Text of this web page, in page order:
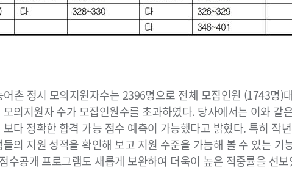
촌 정시 모의지원자수는 2396명으로 전체 모집인원 (1743명)
의지원자 수가 모집인원수를 초과하였다. 당사에서는 이와 같
다 정확한 합격 가능 점수 예측이 가능했다고 밝혔다. 특히 작
의 지원 성적을 확인해 보고 지원 수준을 가늠해 볼 수 있는 기
수공개 프로그램도 새롭게 보완하여 더욱이 높은 적중률을 선보